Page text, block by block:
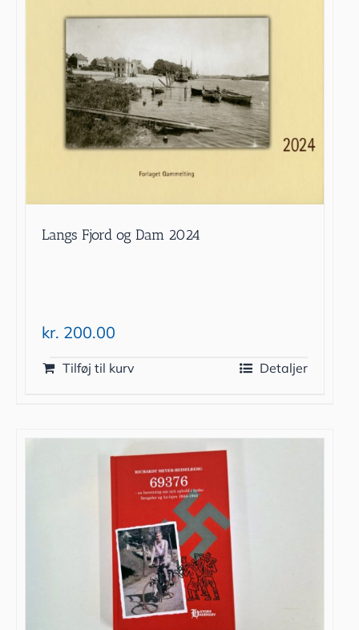
Langs Fjord og Dam 2024
kr. 200.00
Tilføj til kurv Detaljer